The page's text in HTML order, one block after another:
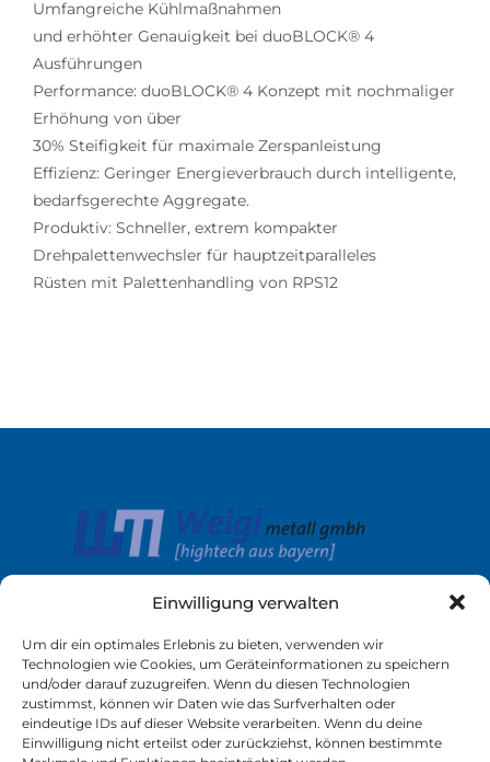
Einwilligung verwalten
Um dir ein optimales Erlebnis zu bieten, verwenden wir
Technologien wie Cookies, um Geräteinformationen zu speichern
und/oder darauf zuzugreifen. Wenn du diesen Technologien
zustimmst, können wir Daten wie das Surfverhalten oder
eindeutige IDs auf dieser Website verarbeiten. Wenn du deine
Einwilligung nicht erteilst oder zurückziehst, können bestimmte
Umfangreiche Kühlmaßnahmen
und erhöhter Genauigkeit bei duoBLOCK® 4
Ausführungen
Performance: duoBLOCK® 4 Konzept mit nochmaliger
Erhöhung von über
30% Steifigkeit für maximale Zerspanleistung
Effizienz: Geringer Energieverbrauch durch intelligente,
bedarfsgerechte Aggregate.
Produktiv: Schneller, extrem kompakter
Drehpalettenwechsler für hauptzeitparalleles
Rüsten mit Palettenhandling von RPS12
Links
Unternehmen
Leistungen
Service
Kontakt
Download